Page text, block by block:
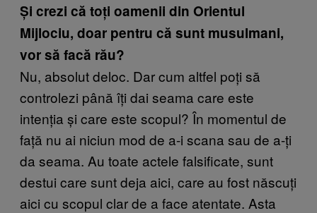
Și crezi că toți oamenii din Orientul
Mijlociu, doar pentru că sunt musulmani,
vor să facă rău?
Nu, absolut deloc. Dar cum altfel poți să
controlezi până îți dai seama care este
intenția și care este scopul? În momentul de
față nu ai niciun mod de a-i scana sau de a-ți
da seama. Au toate actele falsificate, sunt
destui care sunt deja aici, care au fost născuți
aici cu scopul clar de a face atentate. Asta